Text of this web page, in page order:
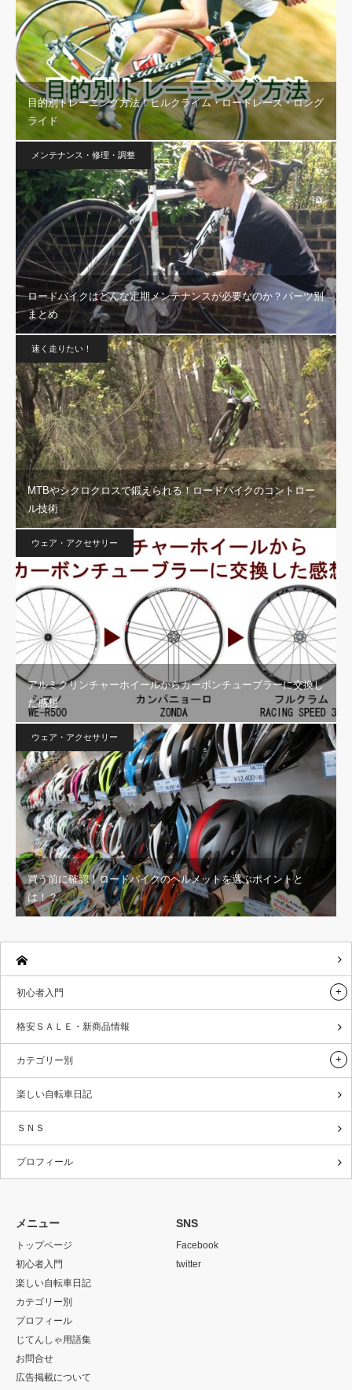
目的別トレーニング方法！ヒルクライム・ロードレース・ロング
ライド
メンテナンス・修理・調整
ロードバイクはどんな定期メンテナンスが必要なのか？パーツ別
まとめ
速く走りたい！
MTBやシクロクロスで鍛えられる！ロードバイクのコントロー
ル技術
ウェア・アクセサリー
アルミクリンチャーホイールからカーボンチューブラーに交換し
た感想
ウェア・アクセサリー
買う前に確認！ロードバイクのヘルメットを選ぶポイントと
は！？
初心者入門
格安ＳＡＬＥ・新商品情報
カテゴリー別
楽しい自転車日記
ＳＮＳ
プロフィール
メニュー
トップページ
初心者入門
楽しい自転車日記
カテゴリー別
プロフィール
じてんしゃ用語集
お問合せ
広告掲載について
SNS
Facebook
twitter